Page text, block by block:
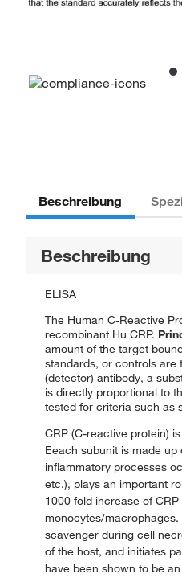
Beschreibung
Beschreibung
ELISA
The Human C-Reactive
recombinant Hu CRP.
amount of the target
standards, or controls are
(detector) antibody, a
is directly proportional to
tested for criteria such as
CRP (C-reactive protein)
Eeach subunit is made
inflammatory processes
etc.), plays an important
1000 fold increase of
monocytes/macrophages.
scavenger during cell
of the host, and initiates
have been shown to be